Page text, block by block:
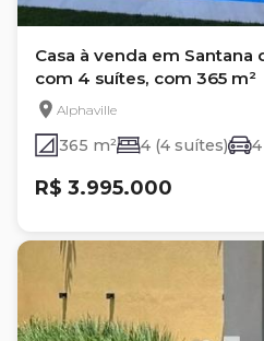
Casa à venda em Santana
com 4 suítes, com 365 m²
Alphaville
365 m² 4 (4 suítes) 4
R$ 3.995.000